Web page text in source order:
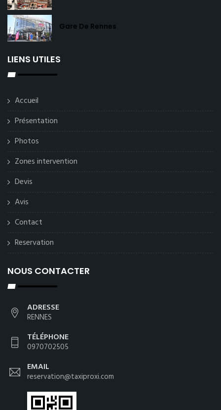
Gare De Rennes
LIENS UTILES
Accueil
Présentation
Photos
Zones intervention
Devis
Avis
Contact
Reservation
NOUS CONTACTER
ADRESSE
RENNES
TÉLÉPHONE
0970702505
EMAIL
reservation@taxiproxi.com